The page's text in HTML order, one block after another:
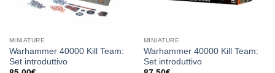
MINIATURE
Warhammer 40000 Kill Team:
Set introduttivo
MINIATURE
Warhammer 40000 Kill Team:
Set introduttivo